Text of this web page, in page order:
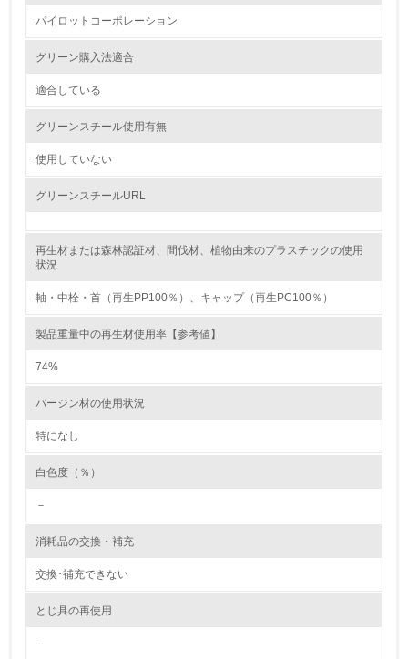
環境対応の責任体制を定めている
環境問題に関する従業員教育を行っている
自社に関係する主要な環境法規制を把握し、順守している
レベル2
かしている
従業員が環境方針に基づいて自分の業務の中で行うべき環
→ 導入している規格名 ISO14001
第三者認証を取得している
パイロットコーポレーション
グリーン購入法適合
適合している
グリーンスチール使用有無
使用していない
グリーンスチールURL
再生材または森林認証材、間伐材、植物由来のプラスチックの使用
状況
軸・中栓・首（再生PP100％）、キャップ（再生PC100％）
製品重量中の再生材使用率【参考値】
74%
バージン材の使用状況
特になし
白色度（％）
－
消耗品の交換・補充
交換･補充できない
とじ具の再使用
－